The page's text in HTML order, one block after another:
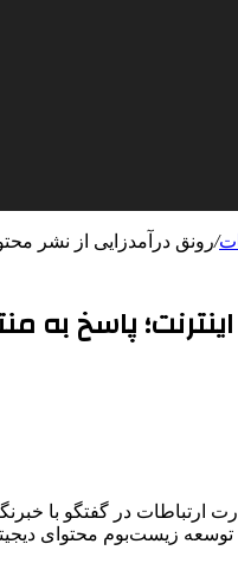
/رونق درآمدزایی از نشر
اینترنت؛ پاسخ
ارتباطات در گفتگو با
زیست‌بوم محتوای